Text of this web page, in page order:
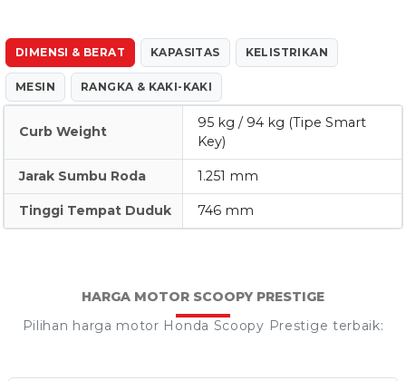
DIMENSI & BERAT KAPASITAS KELISTRIKAN
MESIN RANGKA & KAKI-KAKI
Curb Weight
95 kg / 94 kg (Tipe Smart
Key)
Jarak Sumbu Roda 1.251 mm
Tinggi Tempat Duduk 746 mm
HARGA MOTOR SCOOPY PRESTIGE
Pilihan harga motor Honda Scoopy Prestige terbaik: